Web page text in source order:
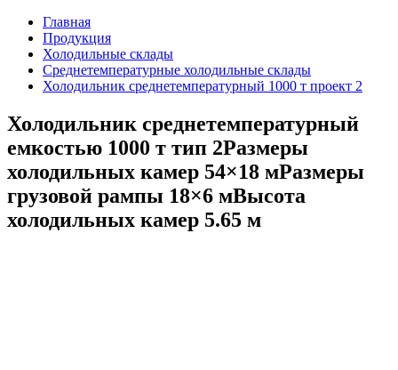
Главная
Продукция
Холодильные склады
Среднетемпературные холодильные склады
Холодильник среднетемпературный 1000 т проект 2
Холодильник среднетемпературный
емкостью 1000 т тип 2Размеры
холодильных камер 54×18 мРазмеры
грузовой рампы 18×6 мВысота
холодильных камер 5.65 м